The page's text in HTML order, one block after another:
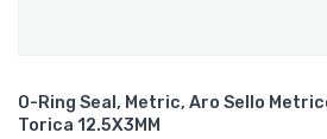
O-Ring Seal, Metric, Aro Sello
Torica 12.5X3MM